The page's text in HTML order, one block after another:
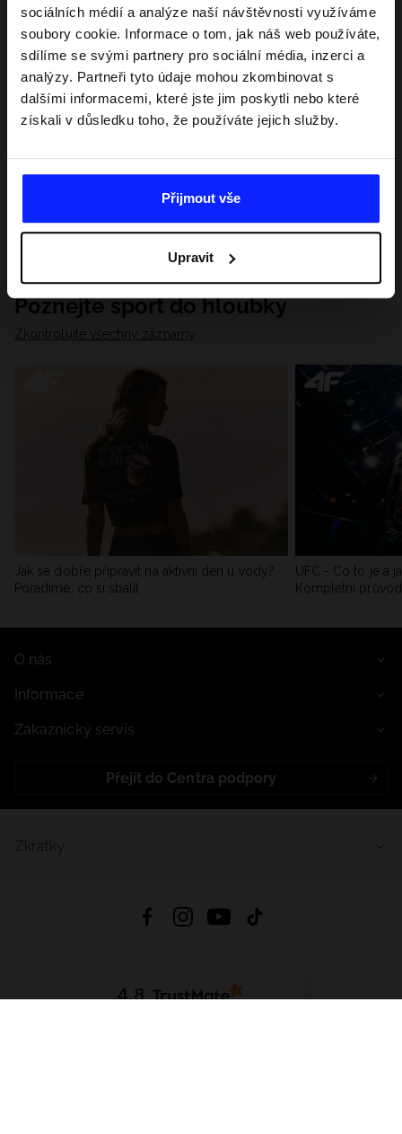
sociálních médií a analýze naší návštěvnosti využíváme
soubory cookie. Informace o tom, jak náš web používáte,
sdílíme se svými partnery pro sociální média, inzerci a
analýzy. Partneři tyto údaje mohou zkombinovat s
dalšími informacemi, které jste jim poskytli nebo které
získali v důsledku toho, že používáte jejich služby.
Přijmout vše
Upravit
Poznejte sport do hloubky
Zkontrolujte všechny záznamy
Jak se dobře připravit na aktivní den u vody?
Poradíme, co si sbalit
UFC - Co to je a
Kompletní
O nás
Informace
Zákaznický servis
Přejít do Centra podpory
4.8